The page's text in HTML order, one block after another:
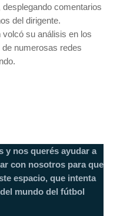
comentarios
del dirigente.
su análisis en los
numerosas redes
y nos querés ayudar a
con nosotros para que
espacio, que intenta
mundo del fútbol